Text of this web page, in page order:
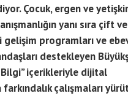
Çocuk, ergen ve
yanı sıra çift
programları ve
destekleyen
içerikleriyle dijital
çalışmaları